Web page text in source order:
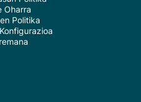
Oharra
Politika